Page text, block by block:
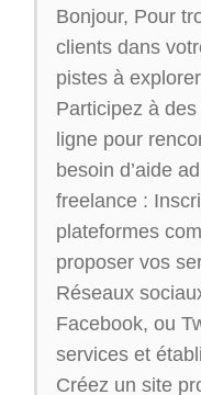
Bonjour, Pour
clients dans
pistes à
Participez à
ligne pour
besoin d’aide
freelance :
plateformes
proposer vos
Réseaux
Facebook, ou
services et
Créez un site